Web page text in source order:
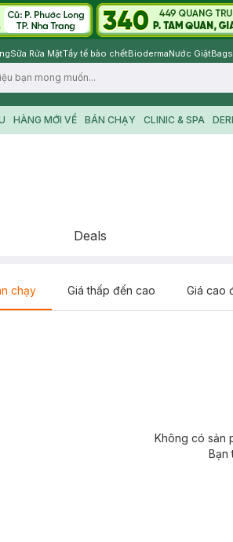
Sữa Rửa MặtTẩy tế bào chếtBiodermaNước Giặt
HÀNG MỚI VỀ BÁN CHẠY CLINIC & SPA
Deals
chạy Giá thấp đến cao Giá cao
Không có sản
Bạn